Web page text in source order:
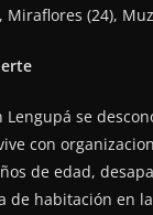
Miraflores (24),
se
con
de edad,
de habitación en